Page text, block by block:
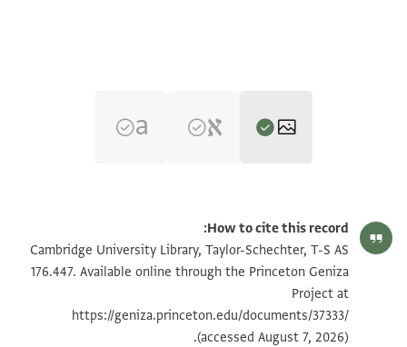
T-S AS 176.447 1v تكبير و تدوير
بيان أذونات الصورة
How to cite this record:
Cambridge University Library, Taylor-Schechter, T-S AS
176.447. Available online through the Princeton Geniza
Project at
https://geniza.princeton.edu/documents/37333/
(accessed August 7, 2026).